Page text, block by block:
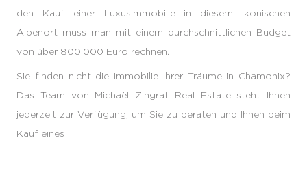
den Kauf einer Luxusimmobilie in diesem ikonischen
Alpenort muss man mit einem durchschnittlichen Budget
von über 800.000 Euro rechnen.
Sie finden nicht die Immobilie Ihrer Träume in Chamonix?
Das Team von Michaël Zingraf Real Estate steht Ihnen
jederzeit zur Verfügung, um Sie zu beraten und Ihnen beim
Kauf eines